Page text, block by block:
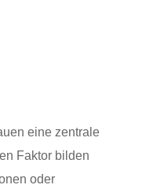
eine zentrale
Faktor bilden
oder